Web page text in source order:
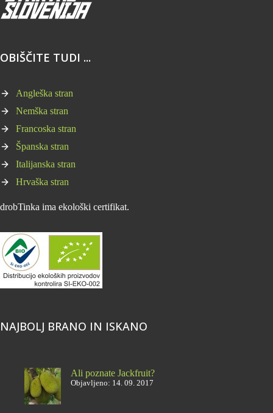
OBIŠČITE TUDI ...
Angleška stran
Nemška stran
Francoska stran
Španska stran
Italijanska stran
Hrvaška stran
drobTinka ima ekološki certifikat.
NAJBOLJ BRANO IN ISKANO
Ali poznate Jackfruit?
Objavljeno: 14. 09. 2017